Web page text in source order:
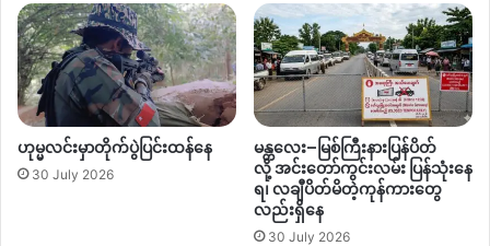
ဝိုင်းမော် မြို့နယ်တွေကိုလည်း စစ်အင်အား ပို့ဆောင်နေတယ်လို့ သိ
ရပါတယ်။
ဖားကန့် ဒေသမှာ ဧပြီလဆန်းပိုင်း ကနေ မေလအထိ
စစ်တပ်
က အင်အား ၂၀၀ ဝန်းကျင် ဖြည့်တင်းထားပြီးတော့ လုံးခင်း၊ မှော်ဆီ
စာ၊ ကုဋေမှော် ကျေးရွာတွေမှာ တိုက်ပွဲပြင်းထန်နေတာဖြစ်ပါတယ်။
မြစ်ကြီးနားလမ်းပိုင်းကို စစ်တပ်က ပြန်လည်ထိန်းချုပ်
တပြိုင်နက် ရွှေကူ၊ မဘိမ်း၊ ငအိုးရွား စတဲ့
ဟုမ္မလင်းမှာတိုက်ပွဲပြင်းထန်နေ
30 July 2026
မန္တလေး–မြစ်ကြီးနားပြန်ပိတ်
လို့ အင်းတော်ကွင်းလမ်း ပြန်သုံးနေ
ရ၊ လချီပိတ်မိတဲ့ကုန်ကားတွေ
လည်းရှိနေ
30 July 2026